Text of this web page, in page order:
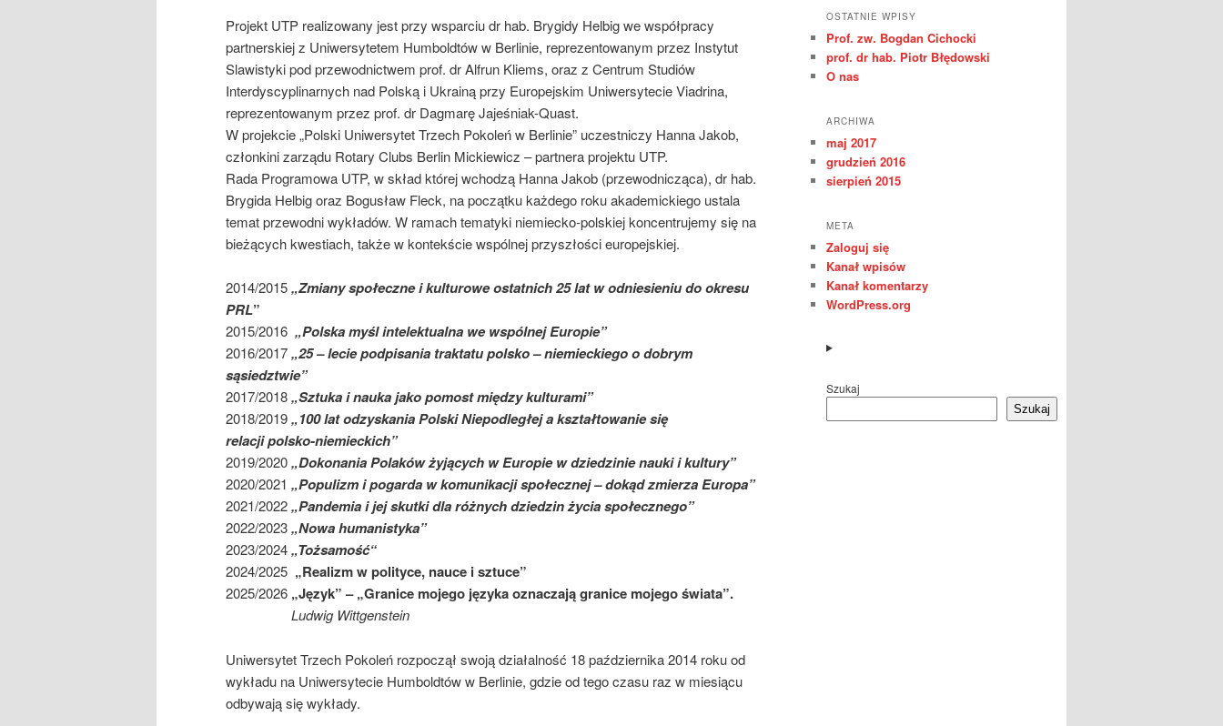
Projekt UTP realizowany jest przy wsparciu dr hab. Brygidy Helbig we współpracy
partnerskiej z Uniwersytetem Humboldtów w Berlinie, reprezentowanym przez Instytut
Slawistyki pod przewodnictwem prof. dr Alfrun Kliems, oraz z Centrum Studiów
Interdyscyplinarnych nad Polską i Ukrainą przy Europejskim Uniwersytecie Viadrina,
reprezentowanym przez prof. dr Dagmarę Jajeśniak-Quast.
W projekcie „Polski Uniwersytet Trzech Pokoleń w Berlinie” uczestniczy Hanna Jakob,
członkini zarządu Rotary Clubs Berlin Mickiewicz – partnera projektu UTP.
Rada Programowa UTP, w skład której wchodzą Hanna Jakob (przewodnicząca), dr hab.
Brygida Helbig oraz Bogusław Fleck, na początku każdego roku akademickiego ustala
temat przewodni wykładów. W ramach tematyki niemiecko-polskiej koncentrujemy się na
bieżących kwestiach, także w kontekście wspólnej przyszłości europejskiej.
2014/2015„Zmiany społeczne i kulturowe ostatnich 25 lat w odniesieniu do okresu
PRL”
2015/2016 „Polska myśl intelektualna we wspólnej Europie”
2016/2017„25 – lecie podpisania traktatu polsko – niemieckiego o dobrym
sąsiedztwie”
2017/2018„Sztuka i nauka jako pomost między kulturami”
2018/2019„100 lat odzyskania Polski Niepodległej a kształtowanie się
relacji polsko-niemieckich”
2019/2020„Dokonania Polaków żyjących w Europie w dziedzinie nauki i kultury”
2020/2021 „Populizm i pogarda w komunikacji społecznej – dokąd zmierza Europa”
2021/2022„Pandemia i jej skutki dla różnych dziedzin życia społecznego”
2022/2023„Nowa humanistyka”
2023/2024„Tożsamość“
2024/2025 „Realizm w polityce, nauce i sztuce”
2025/2026 „Język” –„Granice mojego języka oznaczają granice mojego świata”.
Ludwig Wittgenstein
Uniwersytet Trzech Pokoleń rozpoczął swoją działalność 18 października 2014 roku od
wykładu na Uniwersytecie Humboldtów w Berlinie, gdzie od tego czasu raz w miesiącu
odbywają się wykłady.
OSTATNIE WPISY
Prof. zw. Bogdan Cichocki
prof. dr hab. Piotr Błędowski
O nas
ARCHIWA
maj 2017
grudzień 2016
sierpień 2015
META
Zaloguj się
Kanał wpisów
Kanał komentarzy
WordPress.org
Szukaj
Szukaj